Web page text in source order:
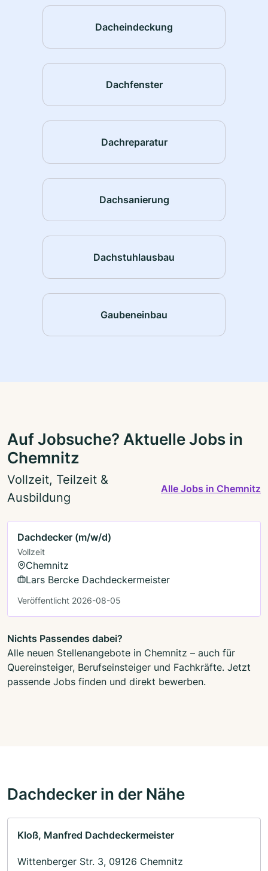
Dacheindeckung
Dachfenster
Dachreparatur
Dachsanierung
Dachstuhlausbau
Gaubeneinbau
Auf Jobsuche? Aktuelle Jobs in
Chemnitz
Vollzeit, Teilzeit &
Ausbildung
Alle Jobs in Chemnitz
Dachdecker (m/w/d)
Vollzeit
Chemnitz
Lars Bercke Dachdeckermeister
Veröffentlicht 2026-08-05
Nichts Passendes dabei?
Alle neuen Stellenangebote in Chemnitz – auch für
Quereinsteiger, Berufseinsteiger und Fachkräfte. Jetzt
passende Jobs finden und direkt bewerben.
Dachdecker in der Nähe
Kloß, Manfred Dachdeckermeister
Wittenberger Str. 3, 09126 Chemnitz